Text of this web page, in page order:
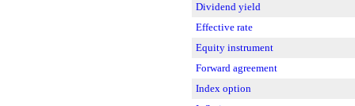
Dividend yield
Effective rate
Equity instrument
Forward agreement
Index option